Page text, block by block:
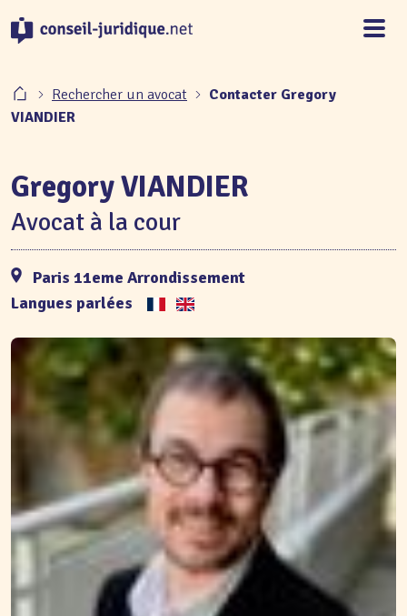
Rechercher un avocat
Contacter Gregory
VIANDIER
Gregory VIANDIER
Avocat à la cour
Paris 11eme Arrondissement
Langues parlées